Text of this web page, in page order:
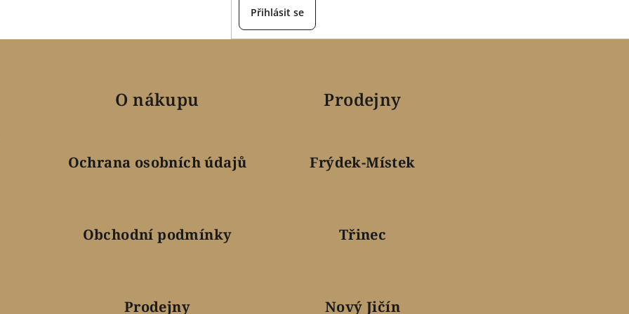
Přihlásit se
O nákupu
Ochrana osobních údajů
Obchodní podmínky
Prodejny
Prodejny
Frýdek-Místek
Třinec
Nový Jičín